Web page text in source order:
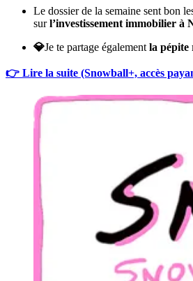
Le dossier de la semaine sent bon
surl’investissement immobilier à
💎Je te partage également la pépite
👉 Lire la suite (Snowball+, accès